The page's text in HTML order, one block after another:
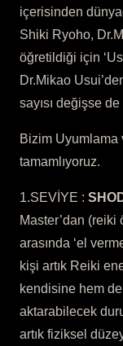
içerisinden
Shiki Ryoho,
öğretildiği için
Dr.Mikao
sayısı değişse
Bizim Uyumlama
tamamlıyoruz.
1.SEVİYE :
Master’dan (reiki
arasında ‘el
kişi artık Reiki
kendisine hem
aktarabilecek
artık fiziksel